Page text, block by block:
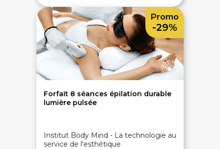
Forfait 8 séances épilation durable
lumière pulsée
Institut Body Mind - La technologie au
service de l'esthétique
Promo
-29%